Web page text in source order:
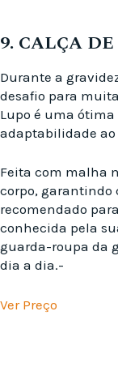
9. CALÇA
Durante a
desafio para
Lupo é uma ótima
adaptabilidade
Feita com malha
corpo, garantindo
recomendado
conhecida pela
guarda-roupa da
dia a dia.-
Ver Preço